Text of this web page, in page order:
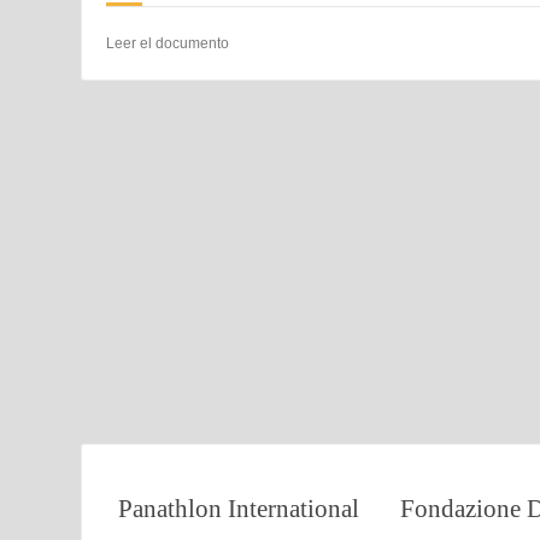
Leer el documento
Panathlon International Fondazione